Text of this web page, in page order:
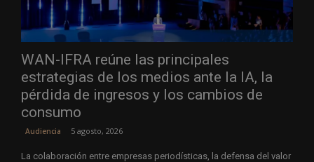
WAN-IFRA reúne las principales
estrategias de los medios ante la IA, la
pérdida de ingresos y los cambios de
consumo
Audiencia 5 agosto, 2026
La colaboración entre empresas periodísticas, la defensa del valor